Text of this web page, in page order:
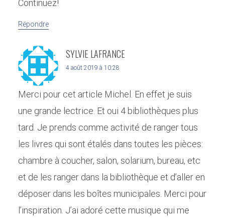
Continuez!
Répondre
SYLVIE LAFRANCE
4 août 2019 à 10:28
Merci pour cet article Michel. En effet je suis
une grande lectrice. Et oui 4 bibliothèques plus
tard. Je prends comme activité de ranger tous
les livres qui sont étalés dans toutes les pièces:
chambre à coucher, salon, solarium, bureau, etc
et de les ranger dans la bibliothèque et d’aller en
déposer dans les boîtes municipales. Merci pour
l’inspiration. J’ai adoré cette musique qui me